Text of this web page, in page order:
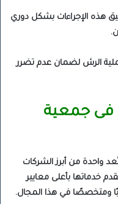
هذه الإجراءات بشكل دوري
عملية الرش لضمان عدم تضرر
فى جمعية
واحدة من أبرز الشركات
خدماتها بأعلى معايير
ومتخصصًا في هذا المجال.